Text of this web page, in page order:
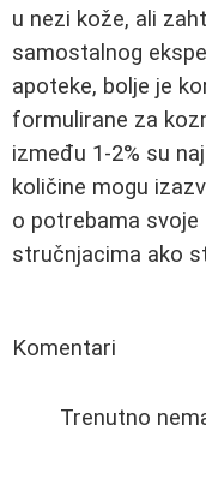
u nezi kože, ali
samostalnog
apoteke, bolje je
formulirane za
između 1-2% su
količine mogu
o potrebama
stručnjacima ako
Komentari
Trenutno